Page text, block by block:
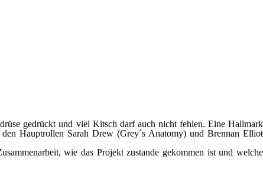
gedrückt und viel Kitsch darf auch nicht fehlen. Eine Hallmark
Hauptrollen Sarah Drew (Grey´s Anatomy) und Brennan Elliot
wie das Projekt zustande gekommen ist und welche